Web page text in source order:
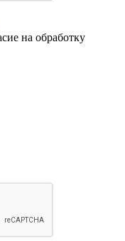
на обработку